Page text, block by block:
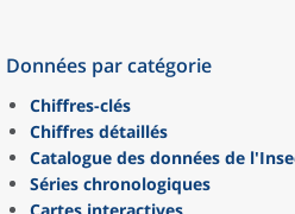
Données par catégorie
Chiffres-clés
Chiffres détaillés
Catalogue des données de
Séries chronologiques